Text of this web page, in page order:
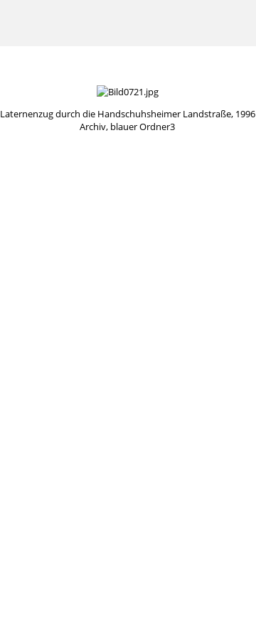
Laternenzug durch die Handschuhsheimer Landstraße, 1996
Archiv, blauer Ordner3